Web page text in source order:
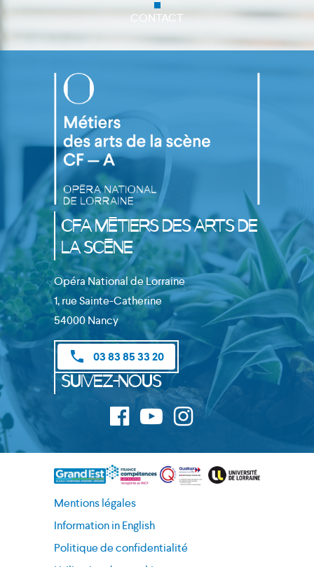
CONTACT
CFA Métiers des Arts de
la Scène
Opéra National de Lorraine
1, rue Sainte-Catherine
54000 Nancy
phone 03 83 85 33 20
Suivez-nous
Mentions légales
Information in English
Politique de confidentialité